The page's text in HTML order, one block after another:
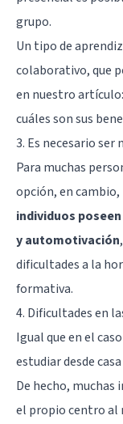
grupo.
Un tipo de
colaborativo, que
en nuestro artículo:
cuáles son sus
3. Es necesario
Para muchas
opción, en
individuos
y automotivación
dificultades a la
formativa.
4. Dificultades en
Igual que en el
estudiar desde
De hecho,
el propio centro al